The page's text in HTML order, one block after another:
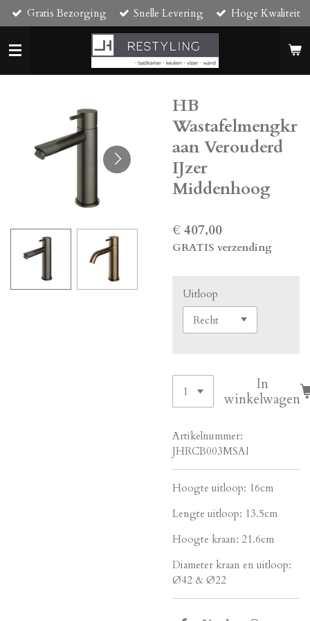
Ga
direct
naar
de
hoofdinhoud
Gratis Bezorging Snelle Levering Hoge Kwaliteit
HB
Wastafelmengkr
aan Verouderd
IJzer
Middenhoog
€ 407,00
GRATIS verzending
Uitloop
In
winkelwagen
Artikelnummer:
JHRCB003MSAI
Hoogte uitloop: 16cm
Lengte uitloop: 13.5cm
Hoogte kraan: 21.6cm
Diameter kraan en uitloop:
Ø42 & Ø22